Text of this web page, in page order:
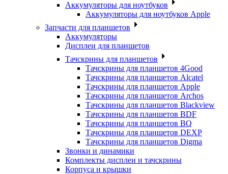
Аккумуляторы для ноутбуков
Аккумуляторы для ноутбуков Apple
Запчасти для планшетов
Аккумуляторы
Дисплеи для планшетов
Тачскрины для планшетов
Тачскрины для планшетов 4Good
Тачскрины для планшетов Alcatel
Тачскрины для планшетов Apple
Тачскрины для планшетов Archos
Тачскрины для планшетов Blackview
Тачскрины для планшетов BDF
Тачскрины для планшетов BQ
Тачскрины для планшетов DEXP
Тачскрины для планшетов Digma
Звонки и динамики
Комплекты дисплеи и тачскрины
Корпуса и крышки